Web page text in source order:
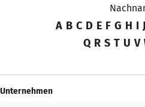
A B C D E F G H I J
Q R S T U V
Unternehmen